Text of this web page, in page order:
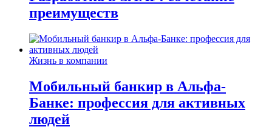
преимуществ
Жизнь в компании
Мобильный банкир в Альфа-
Банке: профессия для активных
людей